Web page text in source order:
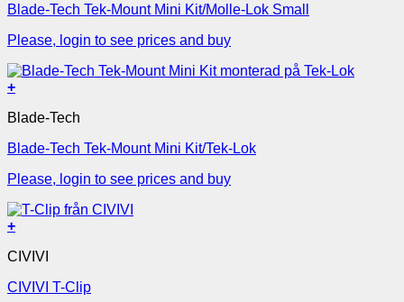
Blade-Tech Tek-Mount Mini Kit/Molle-Lok Small
Please, login to see prices and buy
+
Blade-Tech
Blade-Tech Tek-Mount Mini Kit/Tek-Lok
Please, login to see prices and buy
+
CIVIVI
CIVIVI T-Clip